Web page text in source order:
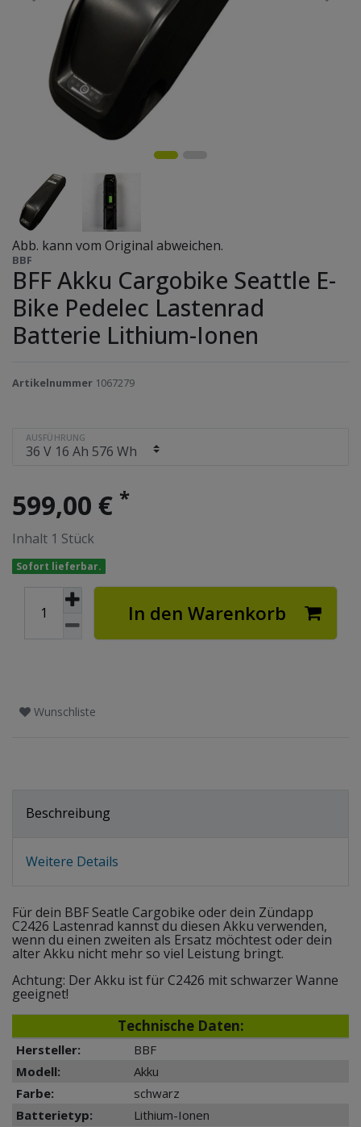
Abb. kann vom Original abweichen.
BBF
BFF Akku Cargobike Seattle E-
Bike Pedelec Lastenrad
Batterie Lithium-Ionen
Artikelnummer 1067279
AUSFÜHRUNG
599,00 € *
Inhalt 1 Stück
Sofort lieferbar.
In den Warenkorb
Wunschliste
Beschreibung
Weitere Details
Für dein BBF Seatle Cargobike oder dein Zündapp
C2426 Lastenrad kannst du diesen Akku verwenden,
wenn du einen zweiten als Ersatz möchtest oder dein
alter Akku nicht mehr so viel Leistung bringt.
Achtung: Der Akku ist für C2426 mit schwarzer Wanne
geeignet!
Technische Daten:
Hersteller:
BBF
Modell:
Akku
Farbe:
schwarz
Batterietyp:
Lithium-Ionen